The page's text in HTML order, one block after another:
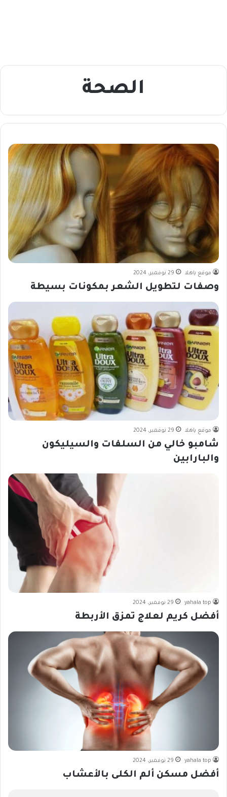
الصحة
موقع ياهلا 29 نوفمبر، 2024
وصفات لتطويل الشعر بمكونات بسيطة
موقع ياهلا 29 نوفمبر، 2024
شامبو خالي من السلفات والسيليكون
والبارابين
yahala top 29 نوفمبر، 2024
أفضل كريم لعلاج تمزق الأربطة
yahala top 29 نوفمبر، 2024
أفضل مسكن ألم الكلى بالأعشاب